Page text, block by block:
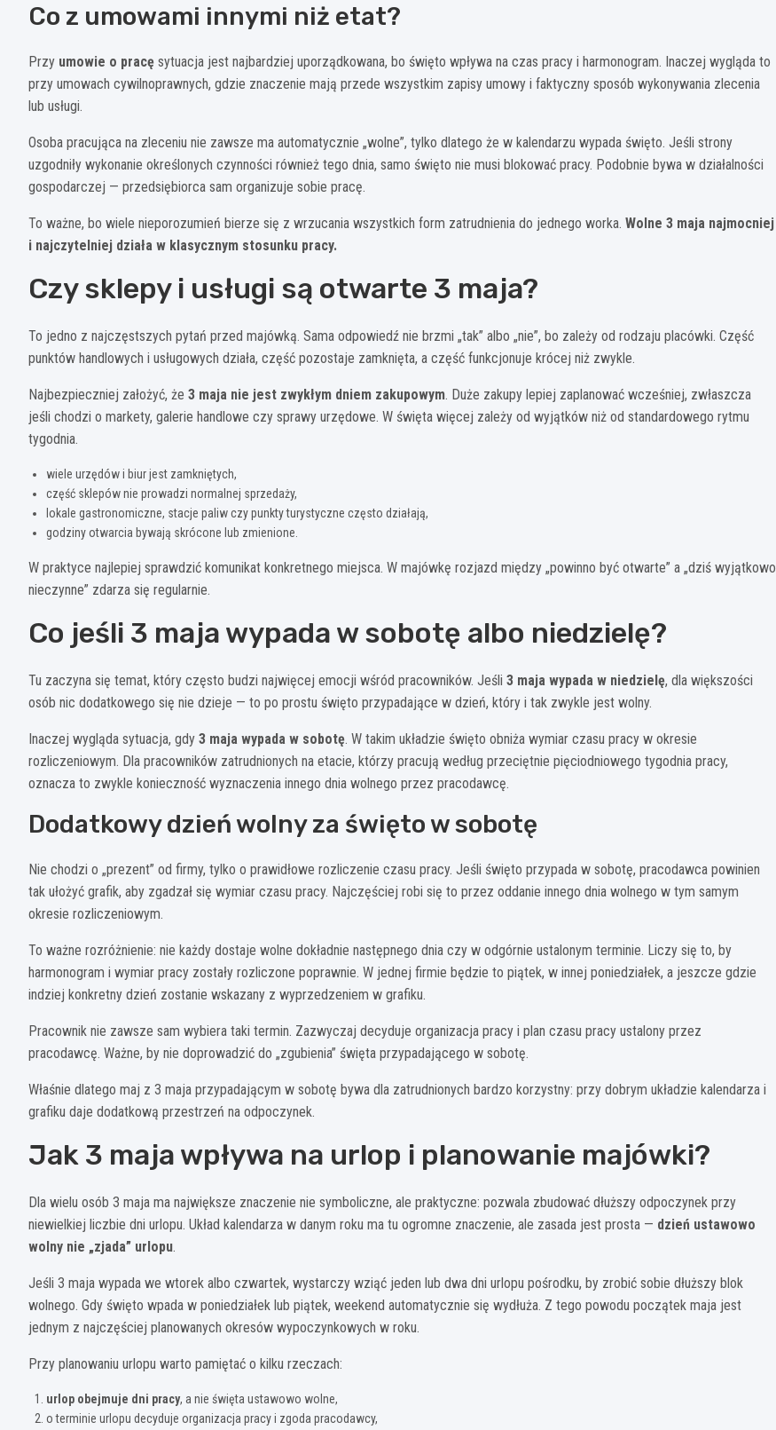
Co z umowami innymi niż etat?
Przy umowie o pracę sytuacja jest najbardziej uporządkowana, bo święto wpływa na czas pracy i harmonogram. Inaczej wygląda to
przy umowach cywilnoprawnych, gdzie znaczenie mają przede wszystkim zapisy umowy i faktyczny sposób wykonywania zlecenia
lub usługi.
Osoba pracująca na zleceniu nie zawsze ma automatycznie „wolne”, tylko dlatego że w kalendarzu wypada święto. Jeśli strony
uzgodniły wykonanie określonych czynności również tego dnia, samo święto nie musi blokować pracy. Podobnie bywa w działalności
gospodarczej — przedsiębiorca sam organizuje sobie pracę.
To ważne, bo wiele nieporozumień bierze się z wrzucania wszystkich form zatrudnienia do jednego worka. Wolne 3 maja najmocniej
i najczytelniej działa w klasycznym stosunku pracy.
Czy sklepy i usługi są otwarte 3 maja?
To jedno z najczęstszych pytań przed majówką. Sama odpowiedź nie brzmi „tak” albo „nie”, bo zależy od rodzaju placówki. Część
punktów handlowych i usługowych działa, część pozostaje zamknięta, a część funkcjonuje krócej niż zwykle.
Najbezpieczniej założyć, że 3 maja nie jest zwykłym dniem zakupowym. Duże zakupy lepiej zaplanować wcześniej, zwłaszcza
jeśli chodzi o markety, galerie handlowe czy sprawy urzędowe. W święta więcej zależy od wyjątków niż od standardowego rytmu
tygodnia.
wiele urzędów i biur jest zamkniętych,
część sklepów nie prowadzi normalnej sprzedaży,
lokale gastronomiczne, stacje paliw czy punkty turystyczne często działają,
godziny otwarcia bywają skrócone lub zmienione.
W praktyce najlepiej sprawdzić komunikat konkretnego miejsca. W majówkę rozjazd między „powinno być otwarte” a „dziś wyjątkowo
nieczynne” zdarza się regularnie.
Co jeśli 3 maja wypada w sobotę albo niedzielę?
Tu zaczyna się temat, który często budzi najwięcej emocji wśród pracowników. Jeśli 3 maja wypada w niedzielę, dla większości
osób nic dodatkowego się nie dzieje — to po prostu święto przypadające w dzień, który i tak zwykle jest wolny.
Inaczej wygląda sytuacja, gdy 3 maja wypada w sobotę. W takim układzie święto obniża wymiar czasu pracy w okresie
rozliczeniowym. Dla pracowników zatrudnionych na etacie, którzy pracują według przeciętnie pięciodniowego tygodnia pracy,
oznacza to zwykle konieczność wyznaczenia innego dnia wolnego przez pracodawcę.
Dodatkowy dzień wolny za święto w sobotę
Nie chodzi o „prezent” od firmy, tylko o prawidłowe rozliczenie czasu pracy. Jeśli święto przypada w sobotę, pracodawca powinien
tak ułożyć grafik, aby zgadzał się wymiar czasu pracy. Najczęściej robi się to przez oddanie innego dnia wolnego w tym samym
okresie rozliczeniowym.
To ważne rozróżnienie: nie każdy dostaje wolne dokładnie następnego dnia czy w odgórnie ustalonym terminie. Liczy się to, by
harmonogram i wymiar pracy zostały rozliczone poprawnie. W jednej firmie będzie to piątek, w innej poniedziałek, a jeszcze gdzie
indziej konkretny dzień zostanie wskazany z wyprzedzeniem w grafiku.
Pracownik nie zawsze sam wybiera taki termin. Zazwyczaj decyduje organizacja pracy i plan czasu pracy ustalony przez
pracodawcę. Ważne, by nie doprowadzić do „zgubienia” święta przypadającego w sobotę.
Właśnie dlatego maj z 3 maja przypadającym w sobotę bywa dla zatrudnionych bardzo korzystny: przy dobrym układzie kalendarza i
grafiku daje dodatkową przestrzeń na odpoczynek.
Jak 3 maja wpływa na urlop i planowanie majówki?
Dla wielu osób 3 maja ma największe znaczenie nie symboliczne, ale praktyczne: pozwala zbudować dłuższy odpoczynek przy
niewielkiej liczbie dni urlopu. Układ kalendarza w danym roku ma tu ogromne znaczenie, ale zasada jest prosta — dzień ustawowo
wolny nie „zjada” urlopu.
Jeśli 3 maja wypada we wtorek albo czwartek, wystarczy wziąć jeden lub dwa dni urlopu pośrodku, by zrobić sobie dłuższy blok
wolnego. Gdy święto wpada w poniedziałek lub piątek, weekend automatycznie się wydłuża. Z tego powodu początek maja jest
jednym z najczęściej planowanych okresów wypoczynkowych w roku.
Przy planowaniu urlopu warto pamiętać o kilku rzeczach:
urlop obejmuje dni pracy, a nie święta ustawowo wolne,
o terminie urlopu decyduje organizacja pracy i zgoda pracodawcy,